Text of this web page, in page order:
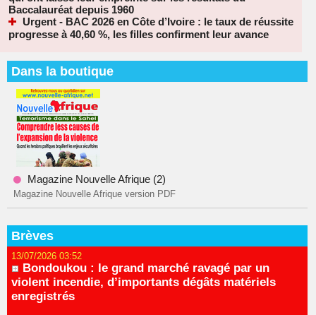
Baccalauréat depuis 1960
Urgent - BAC 2026 en Côte d’Ivoire : le taux de réussite
progresse à 40,60 %, les filles confirment leur avance
Dans la boutique
Magazine Nouvelle Afrique (2)
Magazine Nouvelle Afrique version PDF
Brèves
13/07/2026 03:52
Bondoukou : le grand marché ravagé par un
violent incendie, d’importants dégâts matériels
enregistrés